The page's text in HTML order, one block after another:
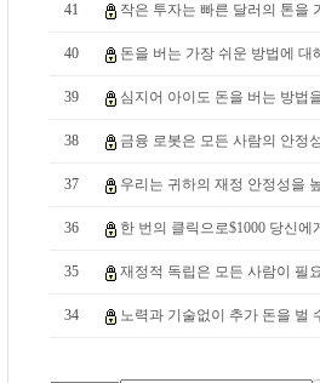
41 작은 투자는 빠른 달러의 톤을
40 돈을 버는 가장 쉬운 방법에 대
39 심지어 아이도 돈을 버는 방법
38 금융 로봇은 모든 사람의 안정
37 우리는 귀하의 재정 안정성을
36 한 번의 클릭으로$1000 당신에
35 재정적 독립은 모든 사람이 필
34 노력과 기술없이 추가 돈을 벌